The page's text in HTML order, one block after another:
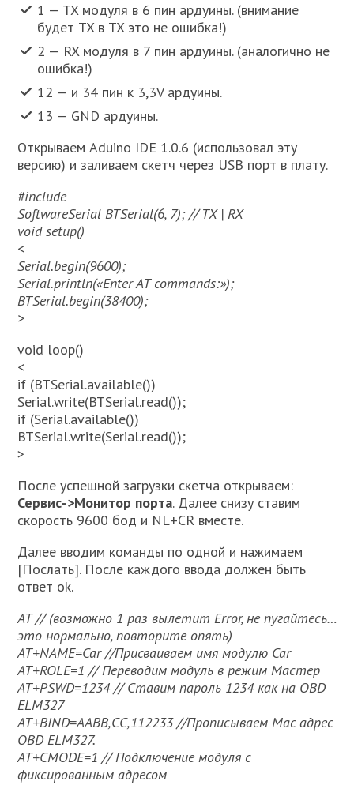
1 — TX модуля в 6 пин ардуины. (внимание
будет TX в TX это не ошибка!)
2 — RX модуля в 7 пин ардуины. (аналогично не
ошибка!)
12 — и 34 пин к 3,3V ардуины.
13 — GND ардуины.
Открываем Aduino IDE 1.0.6 (использовал эту
версию) и заливаем скетч через USB порт в плату.
#include
SoftwareSerial BTSerial(6, 7); // TX | RX
void setup()
<
Serial.begin(9600);
Serial.println(«Enter AT commands:»);
BTSerial.begin(38400);
>
void loop()
<
if (BTSerial.available())
Serial.write(BTSerial.read());
if (Serial.available())
BTSerial.write(Serial.read());
>
После успешной загрузки скетча открываем:
Сервис->Монитор порта. Далее снизу ставим
скорость 9600 бод и NL+CR вместе.
Далее вводим команды по одной и нажимаем
[Послать]. После каждого ввода должен быть
ответ ok.
AT // (возможно 1 раз вылетит Error, не пугайтесь…
это нормально, повторите опять)
AT+NAME=Car //Присваиваем имя модулю Car
AT+ROLE=1 // Переводим модуль в режим Мастер
AT+PSWD=1234 // Ставим пароль 1234 как на OBD
ELM327
AT+BIND=AABB,CC,112233 //Прописываем Mac адрес
OBD ELM327.
AT+CMODE=1 // Подключение модуля с
фиксированным адресом